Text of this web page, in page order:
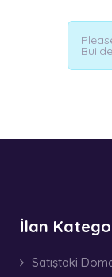
İlan
Satıştaki